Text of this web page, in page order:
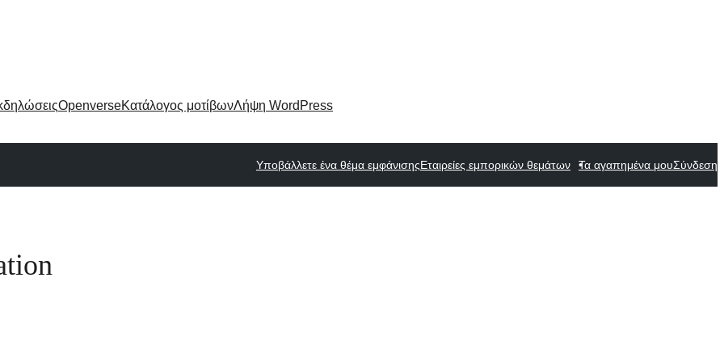
OpenverseΚατάλογος μοτίβωνΛήψη WordPress
Υποβάλλετε ένα θέμα εμφάνισηςΕταιρείες εμπορικών θεμάτων Τα αγαπημένα μουΣύνδεση